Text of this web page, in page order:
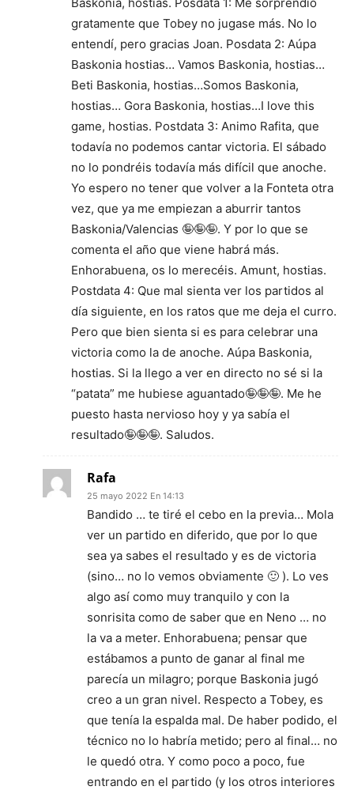
gratamente que Tobey no jugase más. No lo
entendí, pero gracias Joan. Posdata 2: Aúpa
Baskonia hostias… Vamos Baskonia, hostias…
Beti Baskonia, hostias…Somos Baskonia,
hostias… Gora Baskonia, hostias…I love this
game, hostias. Postdata 3: Animo Rafita, que
todavía no podemos cantar victoria. El sábado
no lo pondréis todavía más difícil que anoche.
Yo espero no tener que volver a la Fonteta otra
vez, que ya me empiezan a aburrir tantos
Baskonia/Valencias 🤪🤪🤪. Y por lo que se
comenta el año que viene habrá más.
Enhorabuena, os lo merecéis. Amunt, hostias.
Postdata 4: Que mal sienta ver los partidos al
día siguiente, en los ratos que me deja el curro.
Pero que bien sienta si es para celebrar una
victoria como la de anoche. Aúpa Baskonia,
hostias. Si la llego a ver en directo no sé si la
“patata” me hubiese aguantado🤪🤪🤪. Me he
puesto hasta nervioso hoy y ya sabía el
resultado🤪🤪🤪. Saludos.
Rafa
25 mayo 2022 En 14:13
Bandido … te tiré el cebo en la previa… Mola
ver un partido en diferido, que por lo que
sea ya sabes el resultado y es de victoria
(sino… no lo vemos obviamente 🙂 ). Lo ves
algo así como muy tranquilo y con la
sonrisita como de saber que en Neno … no
la va a meter. Enhorabuena; pensar que
estábamos a punto de ganar al final me
parecía un milagro; porque Baskonia jugó
creo a un gran nivel. Respecto a Tobey, es
que tenía la espalda mal. De haber podido, el
técnico no lo habría metido; pero al final… no
le quedó otra. Y como poco a poco, fue
entrando en el partido (y los otros interiores